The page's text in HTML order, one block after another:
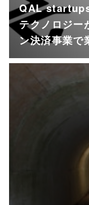
QAL
テクノロジー
ン決済事業で